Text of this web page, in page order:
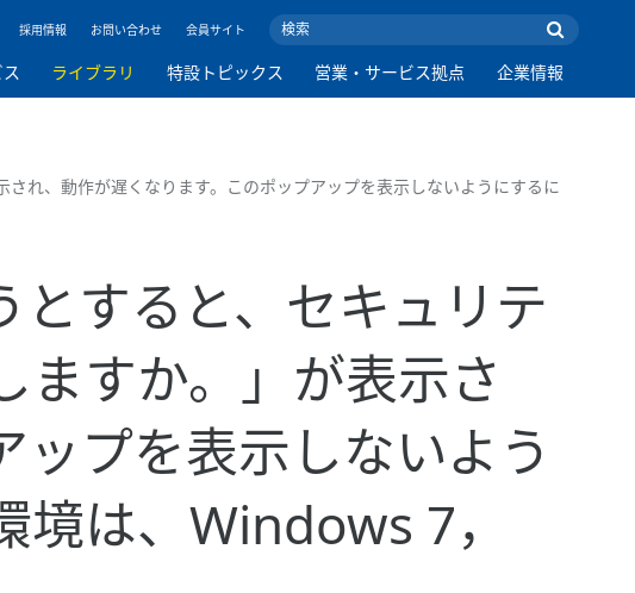
採用情報 お問い合わせ 会員サイト
ライブラリ 特設トピックス 営業・サービス拠点 企業情報
れ、動作が遅くなります。このポップアップを表示しないようにするに
とすると、セキュリテ
ますか。」が表示さ
プを表示しないよう
は、Windows 7，